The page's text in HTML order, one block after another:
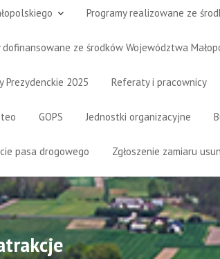
Programy realizowane ze
dofinansowane ze środków Województwa
Prezydenckie 2025 Referaty i pracownicy
GOPS Jednostki organizacyjne
pasa drogowego Zgłoszenie zamiaru